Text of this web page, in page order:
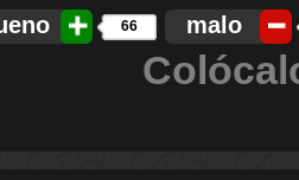
66 malo